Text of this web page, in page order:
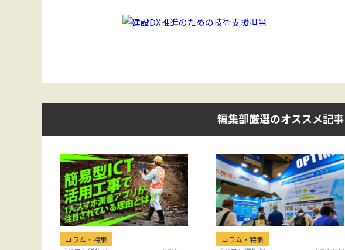
編集部厳選のオススメ記事
コラム・特集
コラム・特集